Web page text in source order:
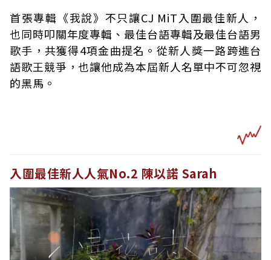
首張專輯《我說》不只讓CJ MiT入圍最佳新人，
也同時叩關年度專輯、最佳台語專輯及最佳台語男
歌手，共獲得4項金曲提名。從新人獎一路跨進台
語歌王競爭，也讓他成為本屆新人名單中不可忽視
的黑馬。
入圍最佳新人人氣No.2 陳以諾 Sarah